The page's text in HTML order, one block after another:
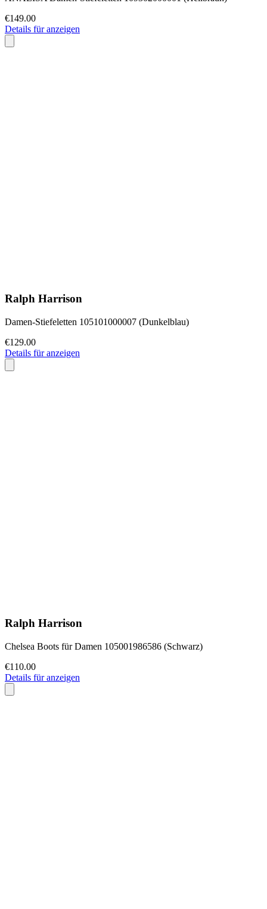
€149.00
Details für anzeigen
Ralph Harrison
Damen-Stiefeletten 105101000007 (Dunkelblau)
€129.00
Details für anzeigen
Ralph Harrison
Chelsea Boots für Damen 105001986586 (Schwarz)
€110.00
Details für anzeigen